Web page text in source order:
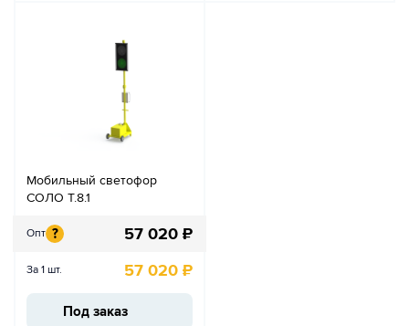
Мобильный светофор
СОЛО Т.8.1
Опт ? 57 020 ₽
За 1 шт. 57 020 ₽
Под заказ